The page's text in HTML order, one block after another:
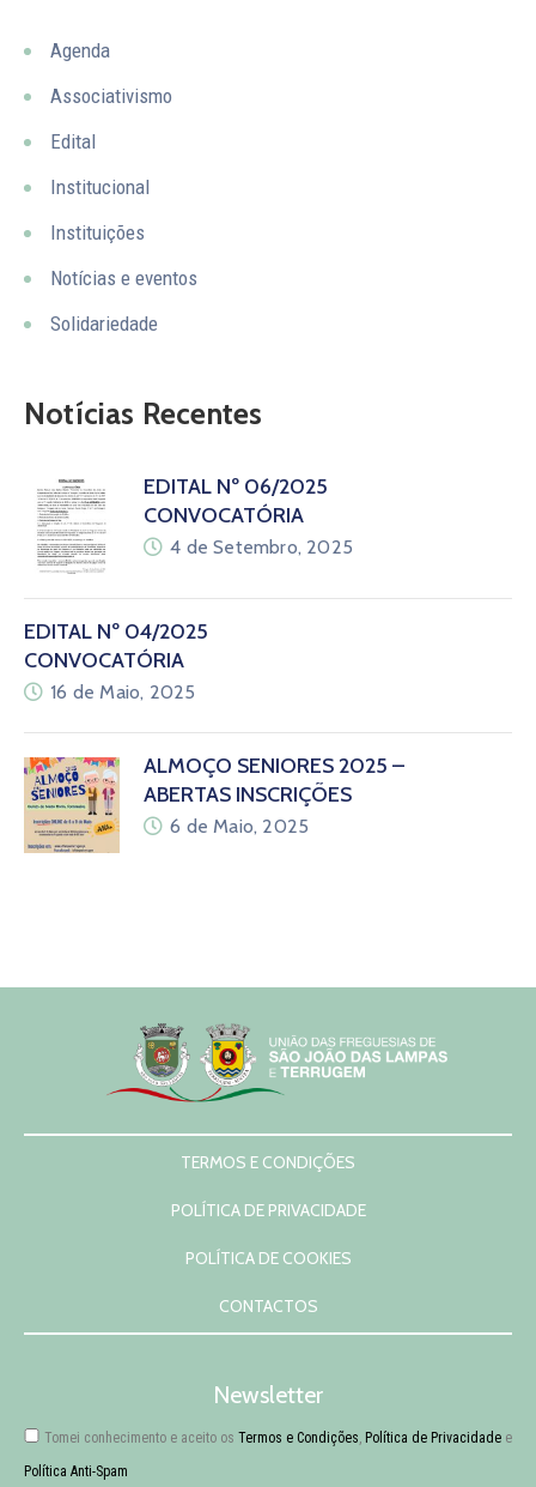
Agenda
Associativismo
Edital
Institucional
Instituições
Notícias e eventos
Solidariedade
Notícias Recentes
EDITAL Nº 06/2025
CONVOCATÓRIA
4 de Setembro, 2025
EDITAL Nº 04/2025
CONVOCATÓRIA
16 de Maio, 2025
ALMOÇO SENIORES 2025 –
ABERTAS INSCRIÇÕES
6 de Maio, 2025
TERMOS E CONDIÇÕES
POLÍTICA DE PRIVACIDADE
POLÍTICA DE COOKIES
CONTACTOS
Newsletter
Tomei conhecimento e aceito os Termos e Condições Política de Privacidade e
Política Anti-Spam